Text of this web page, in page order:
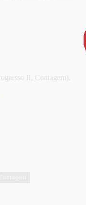
II, Contagem).